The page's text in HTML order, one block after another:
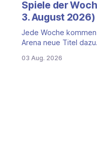
Spiele der
3. August 2026)
Jede Woche
Arena neue Titel
Titel auf der Plattform
03 Aug. 2026